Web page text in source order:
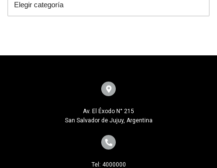
Av. El Éxodo N° 215
San Salvador de Jujuy, Argentina
Tel: 4000000